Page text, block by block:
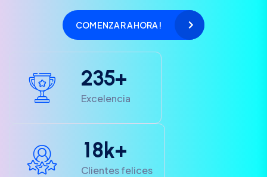
COMENZAR AHORA!
235+
Excelencia
18k+
Clientes felices